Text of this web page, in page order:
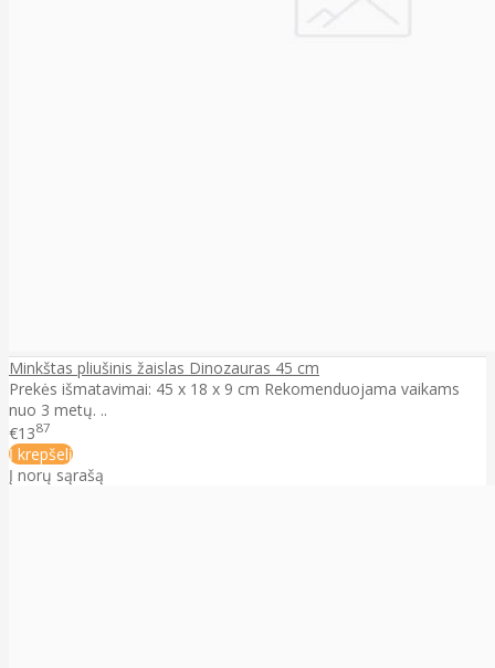
Minkštas pliušinis žaislas Dinozauras 45 cm
Prekės išmatavimai: 45 x 18 x 9 cm Rekomenduojama vaikams
nuo 3 metų. ..
€1387
Į krepšelį
Į norų sąrašą